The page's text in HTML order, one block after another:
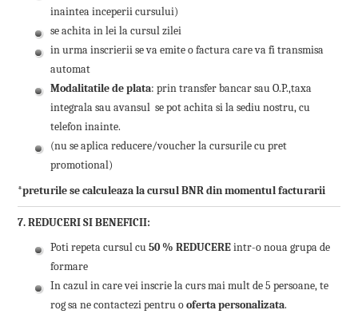
inaintea inceperii cursului)
se achita in lei la cursul zilei
in urma inscrierii se va emite o factura care va fi transmisa
automat
Modalitatile de plata: prin transfer bancar sau O.P.,taxa
integrala sau avansul se pot achita si la sediu nostru, cu
telefon inainte.
(nu se aplica reducere/voucher la cursurile cu pret
promotional)
*preturile se calculeaza la cursul BNR din momentul facturarii
7. REDUCERI SI BENEFICII:
Poti repeta cursul cu50 % REDUCEREintr-o noua grupa de
formare
In cazul in care vei inscrie la curs mai mult de 5 persoane, te
rog sa ne contactezi pentru ooferta personalizata.